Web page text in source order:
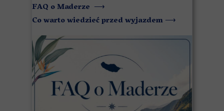
FAQ o Maderze ⟶
Co warto wiedzieć przed wyjazdem ⟶